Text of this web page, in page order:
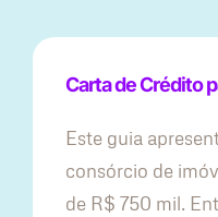
Carta de Crédito
Este guia
consórcio de
de R$ 750 mil.